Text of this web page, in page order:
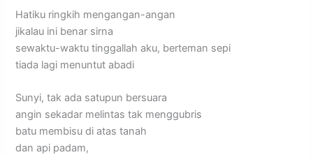
Hatiku ringkih mengangan-angan
jikalau ini benar sirna
sewaktu-waktu tinggallah aku, berteman sepi
tiada lagi menuntut abadi
Sunyi, tak ada satupun bersuara
angin sekadar melintas tak menggubris
batu membisu di atas tanah
dan api padam,